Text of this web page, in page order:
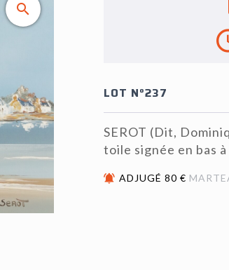
LOT N°237
SEROT (Dit,
toile signée en bas
ADJUGÉ 80 €